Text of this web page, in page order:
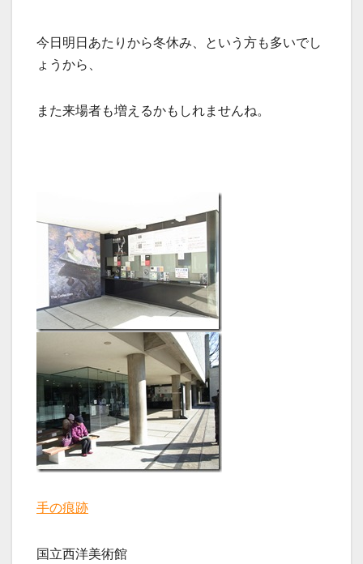
今日明日あたりから冬休み、という方も多いでし
ょうから、
また来場者も増えるかもしれませんね。
手の痕跡
国立西洋美術館